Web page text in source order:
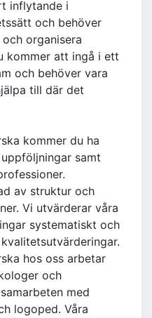
inflytande i
och behöver
organisera
kommer att ingå i ett
och behöver vara
till där det
kommer du ha
samt
av struktur och
Vi utvärderar våra
systematiskt och
hos oss arbetar
och
med
logoped. Våra